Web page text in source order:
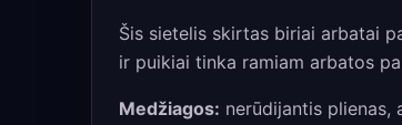
Šis sietelis skirtas biriai arbatai
ir puikiai tinka ramiam arbatos
Medžiagos: nerūdijantis plienas,